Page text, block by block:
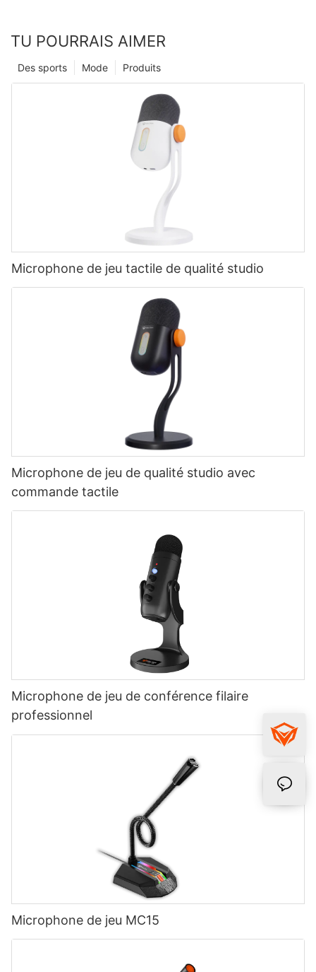
TU POURRAIS AIMER
Produits
Mode
Des sports
Microphone de jeu tactile de qualité studio
Microphone de jeu de qualité studio avec
commande tactile
Microphone de jeu de conférence filaire
professionnel
Microphone de jeu MC15